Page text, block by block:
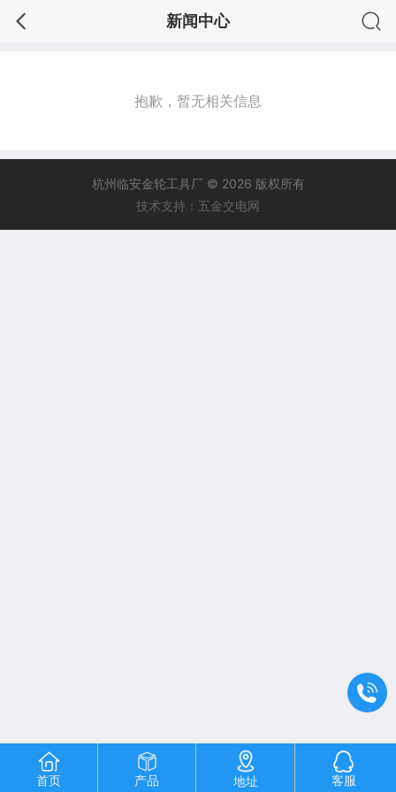
新闻中心
抱歉，暂无相关信息
杭州临安金轮工具厂 © 2026 版权所有
技术支持：五金交电网
首页 产品 地址 客服